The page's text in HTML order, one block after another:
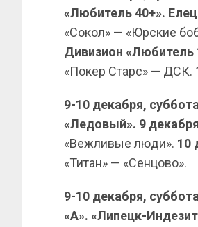
«Любитель 40+».
«Сокол» — «Юрские
Дивизион «Любитель
«Покер Старс» — ДСК.
9-10 декабря,
«Ледовый». 9
«Вежливые люди». 10
«Титан» — «Сенцово».
9-10 декабря,
«А». «Липецк-